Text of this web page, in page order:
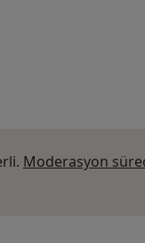
Moderasyon